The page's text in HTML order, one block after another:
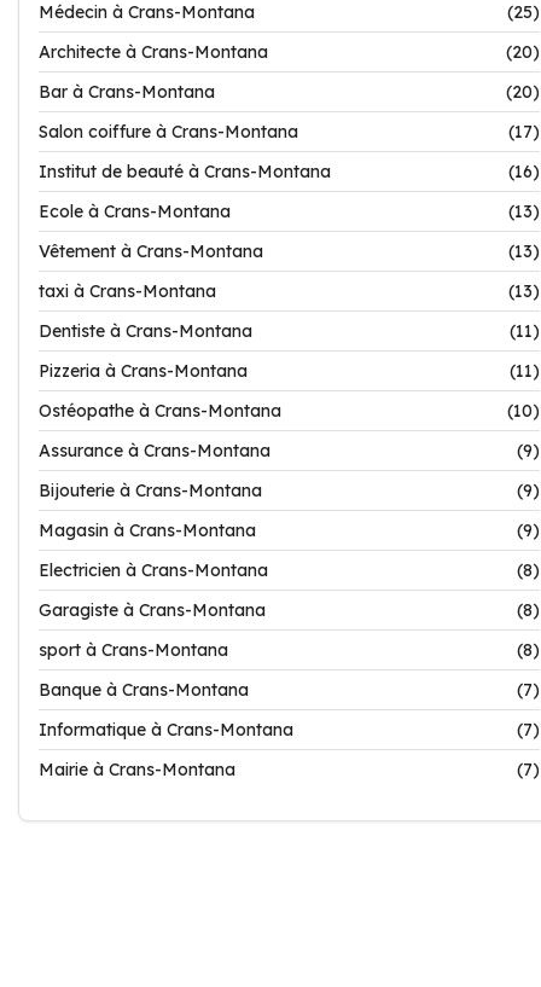
Médecin à Crans-Montana
(25)
Architecte à Crans-Montana
(20)
Bar à Crans-Montana
(20)
Salon coiffure à Crans-Montana
(17)
Institut de beauté à Crans-Montana
(16)
Ecole à Crans-Montana
(13)
Vêtement à Crans-Montana
(13)
taxi à Crans-Montana
(13)
Dentiste à Crans-Montana
(11)
Pizzeria à Crans-Montana
(11)
Ostéopathe à Crans-Montana
(10)
Assurance à Crans-Montana
(9)
Bijouterie à Crans-Montana
(9)
Magasin à Crans-Montana
(9)
Electricien à Crans-Montana
(8)
Garagiste à Crans-Montana
(8)
sport à Crans-Montana
(8)
Banque à Crans-Montana
(7)
Informatique à Crans-Montana
(7)
Mairie à Crans-Montana
(7)